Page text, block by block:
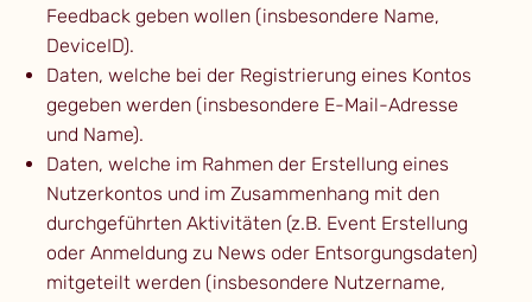
Feedback geben wollen (insbesondere Name,
DeviceID).
Daten, welche bei der Registrierung eines Kontos
gegeben werden (insbesondere E-Mail-Adresse
und Name).
Daten, welche im Rahmen der Erstellung eines
Nutzerkontos und im Zusammenhang mit den
durchgeführten Aktivitäten (z.B. Event Erstellung
oder Anmeldung zu News oder Entsorgungsdaten)
mitgeteilt werden (insbesondere Nutzername,